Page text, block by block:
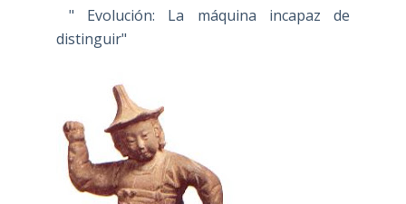
" Evolución: La máquina incapaz de
distinguir"